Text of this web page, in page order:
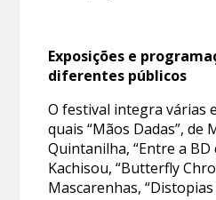
Exposições e
diferentes públicos
O festival integra várias
quais “Mãos Dadas”, de
Quintanilha, “Entre a BD
Kachisou, “Butterfly
Mascarenhas,